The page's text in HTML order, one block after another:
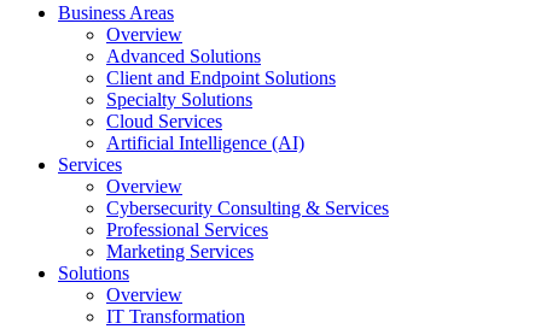
Business Areas
Overview
Advanced Solutions
Client and Endpoint Solutions
Specialty Solutions
Cloud Services
Artificial Intelligence (AI)
Services
Overview
Cybersecurity Consulting & Services
Professional Services
Marketing Services
Solutions
Overview
IT Transformation